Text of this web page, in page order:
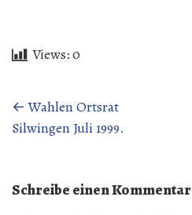
Views:0
Beitragsnavigation
← Wahlen Ortsrat
Silwingen Juli 1999.
Schreibe einen Kommentar